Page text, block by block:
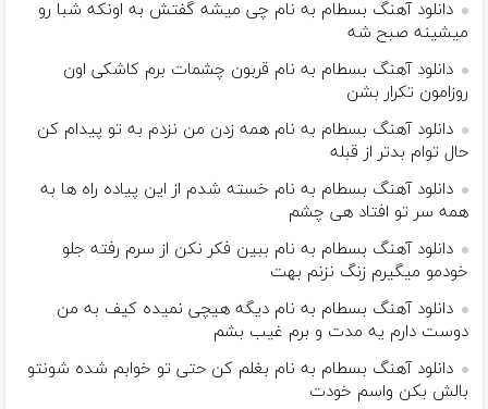
دانلود آهنگ بسطام به نام چی میشه گفتش به اونکه شبا رو
میشینه صبح شه
دانلود آهنگ بسطام به نام قربون چشمات برم کاشکی اون
روزامون تکرار بشن
دانلود آهنگ بسطام به نام همه زدن من نزدم به تو پیدام کن
حال توام بدتر از قبله
دانلود آهنگ بسطام به نام خسته شدم از این پیاده راه ها به
همه سر تو افتاد هی چشم
دانلود آهنگ بسطام به نام ببین فکر نکن از سرم رفته جلو
خودمو میگیرم زنگ نزنم بهت
دانلود آهنگ بسطام به نام دیگه هیچی نمیده کیف به من
دوست دارم یه مدت و برم غیب بشم
دانلود آهنگ بسطام به نام بغلم کن حتی تو خوابم شده شونتو
بالش بکن واسم خودت